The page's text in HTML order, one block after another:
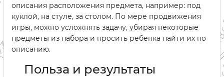
описания расположения предмета, например: под
куклой, на стуле, за столом. По мере продвижения
игры, можно усложнять задачу, убирая некоторые
предметы из набора и просить ребенка найти их по
описанию.
Польза и результаты